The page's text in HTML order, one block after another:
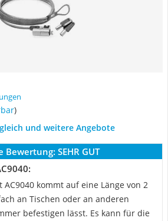
)
und weitere Angebote
Bewertung: SEHR GUT
AC9040 kommt auf eine Länge von 2
an Tischen oder an anderen
befestigen lässt. Es kann für die